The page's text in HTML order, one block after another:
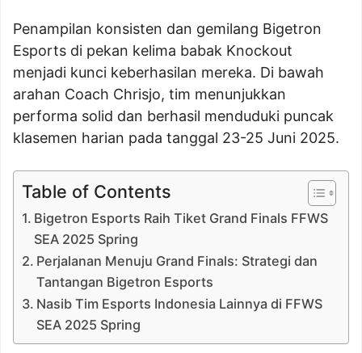
Penampilan konsisten dan gemilang Bigetron
Esports di pekan kelima babak Knockout
menjadi kunci keberhasilan mereka. Di bawah
arahan Coach Chrisjo, tim menunjukkan
performa solid dan berhasil menduduki puncak
klasemen harian pada tanggal 23-25 Juni 2025.
Table of Contents
Bigetron Esports Raih Tiket Grand Finals FFWS
SEA 2025 Spring
Perjalanan Menuju Grand Finals: Strategi dan
Tantangan Bigetron Esports
Nasib Tim Esports Indonesia Lainnya di FFWS
SEA 2025 Spring